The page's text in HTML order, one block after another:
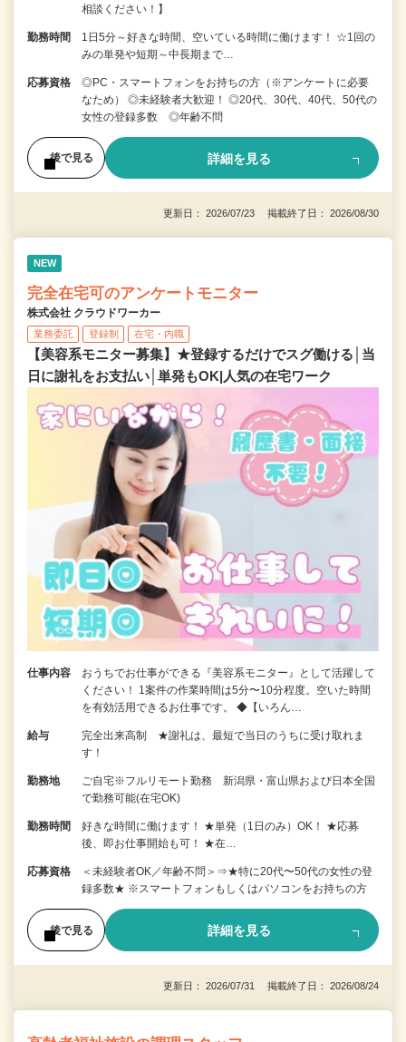
相談ください！】
勤務時間
1日5分～好きな時間、空いている時間に働けます！ ☆1回の
みの単発や短期～中長期まで…
応募資格
◎PC・スマートフォンをお持ちの方（※アンケートに必要
なため） ◎未経験者大歓迎！ ◎20代、30代、40代、50代の
女性の登録多数 ◎年齢不問
後で見る 詳細を見る
更新日： 2026/07/23 掲載終了日： 2026/08/30
NEW
完全在宅可のアンケートモニター
株式会社 クラウドワーカー
業務委託 登録制 在宅・内職
【美容系モニター募集】★登録するだけでスグ働ける│当
日に謝礼をお支払い│単発もOK|人気の在宅ワーク
仕事内容
おうちでお仕事ができる『美容系モニター』として活躍して
ください！ 1案件の作業時間は5分〜10分程度。空いた時間
を有効活用できるお仕事です。 ◆【いろん…
給与
完全出来高制 ★謝礼は、最短で当日のうちに受け取れま
す！
勤務地
ご自宅※フルリモート勤務 新潟県・富山県および日本全国
で勤務可能(在宅OK)
勤務時間
好きな時間に働けます！ ★単発（1日のみ）OK！ ★応募
後、即お仕事開始も可！ ★在…
応募資格
＜未経験者OK／年齢不問＞⇒★特に20代〜50代の女性の登
録多数★ ※スマートフォンもしくはパソコンをお持ちの方
後で見る 詳細を見る
更新日： 2026/07/31 掲載終了日： 2026/08/24